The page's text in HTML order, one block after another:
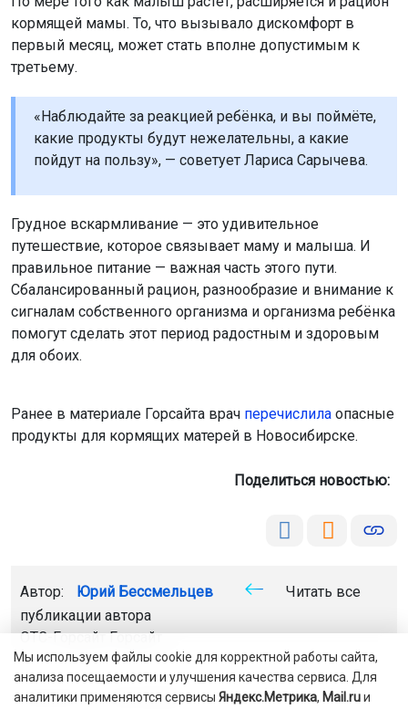
кормящей мамы. То, что вызывало дискомфорт в
первый месяц, может стать вполне допустимым к
третьему.
«Наблюдайте за реакцией ребёнка, и вы поймёте,
какие продукты будут нежелательны, а какие
пойдут на пользу», — советует Лариса Сарычева.
Грудное вскармливание — это удивительное
путешествие, которое связывает маму и малыша. И
правильное питание — важная часть этого пути.
Сбалансированный рацион, разнообразие и внимание к
сигналам собственного организма и организма ребёнка
помогут сделать этот период радостным и здоровым
для обоих.
Ранее в материале Горсайта врач перечислила опасные
продукты для кормящих матерей в Новосибирске.
Поделиться новостью:
Автор: Юрий Бессмельцев
Читать все
публикации автора
ОТС-ГорсайтГорсайт
мать дети Новосибирск
Мы используем файлы cookie для корректной работы сайта,
анализа посещаемости и улучшения качества сервиса. Для
аналитики применяются сервисы Яндекс.Метрика, Mail.ruи